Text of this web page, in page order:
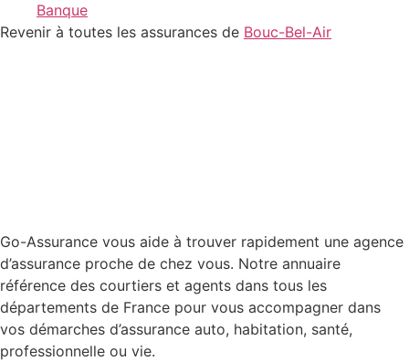
Banque
Revenir à toutes les assurances de Bouc-Bel-Air
Go-Assurance vous aide à trouver rapidement une agence
d’assurance proche de chez vous. Notre annuaire
référence des courtiers et agents dans tous les
départements de France pour vous accompagner dans
vos démarches d’assurance auto, habitation, santé,
professionnelle ou vie.